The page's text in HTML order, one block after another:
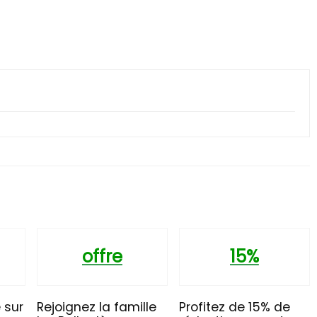
sur
offre
Rejoignez la famille
15%
Profitez de 15% de